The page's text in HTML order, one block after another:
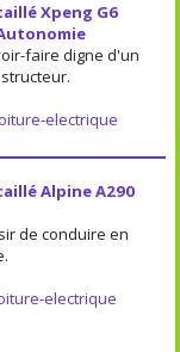
Xpeng G6
faire digne d'un
electrique
Alpine A290
de conduire en
electrique